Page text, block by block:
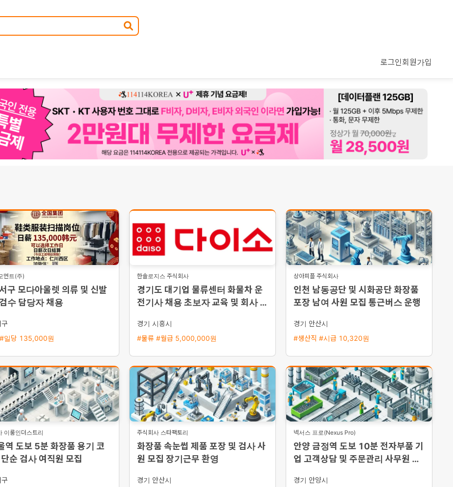
로그인회원가입
먼트(주)
구 모다아울렛 의류 및 신발
수 담당자 채용
구
일당 135,000원
한솔로지스 주식회사
경기도 대기업 물류센터 화물차 운
전기사 채용 초보자 교육 및 회사 차
경기 시흥시
#물류 #월급 5,000,000원
상아피플 주식회사
인천 남동공단 및 시화공단 화장품
포장 남여 사원 모집 통근버스 운행
경기 안산시
#생산직 #시급 10,320원
이룸인더스트리
역 도보 5분 화장품 용기 코
순 검사 여직원 모집
구
주식회사 스타팩토리
화장품 속눈썹 제품 포장 및 검사 사
원 모집 장기근무 환영
경기 안산시
넥서스 프로(Nexus Pro)
안양 금정역 도보 10분 전자부품 기
업 고객상담 및 주문관리 사무원 채
경기 안양시